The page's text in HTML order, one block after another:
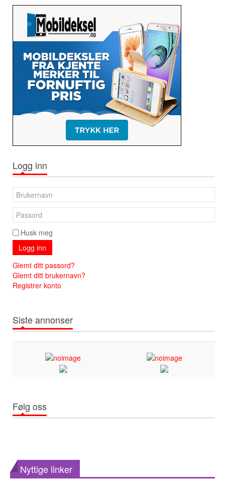
Logg inn
Husk meg
Logg inn
Glemt ditt passord?
Glemt ditt brukernavn?
Registrer konto
Siste annonser
Følg oss
Nyttige linker